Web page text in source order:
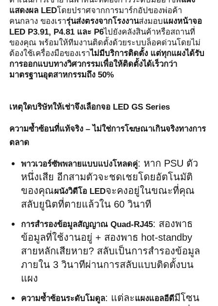
บ้าน
สินค้า
เกี่ยวกับเรา
ทัวร์โรงงาน
การควบคุมคุณภาพ
ติดต่อเรา
ข่าว
กรณี
แสดงผล LEDโดยปราศจากการมาร์กอัปของพ่อค้า
คนกลาง ของเรารุ่นส่งตรงจากโรงงานส่งมอบแผงหน้าจอ
LED P3.91, P4.81 และ P6ไปยังคลังสินค้าหรือสถานที่
ของคุณ พร้อมให้ทีมงานติดตั้งด้วยระบบล็อคด่วนโดยไม่
ต้องใช้เครื่องมือของเราไม่มีบริการติดตั้ง แต่ทุกแผงได้รับ
การออกแบบทางวิศวกรรมเพื่อให้ติดตั้งได้เร็วกว่า
มาตรฐานอุตสาหกรรมถึง 50%
เหตุใดบริษัทให้เช่าจึงเลือกจอ LED GS Series
ความซ้ำซ้อนที่แท้จริง – ไม่ใช่การโฆษณาเกินจริงทางการ
ตลาด
พาวเวอร์ซัพพลายแบบแบ่งโหลดคู่: หาก PSU ตัว
หนึ่งเสีย อีกสามตัวจะชดเชยโดยอัตโนมัติ
ของคุณผนังวิดีโอ LEDจะคงอยู่ในขณะที่คุณ
สลับยูนิตที่ตายแล้วใน 60 วินาที
การสำรองข้อมูลสัญญาณ Quad-RJ45: สองพาธ
ข้อมูลที่ใช้งานอยู่ + สองพาธ hot-standby
สายหลักเสียหาย? สลับเป็นการสำรองข้อมูล
ภายใน 3 วินาทีผ่านการสลับแบบติดตั้งบน
แผง
ความซ้ำซ้อนระดับโมดูล: แต่ละแผงแอลอีดีมีโซน